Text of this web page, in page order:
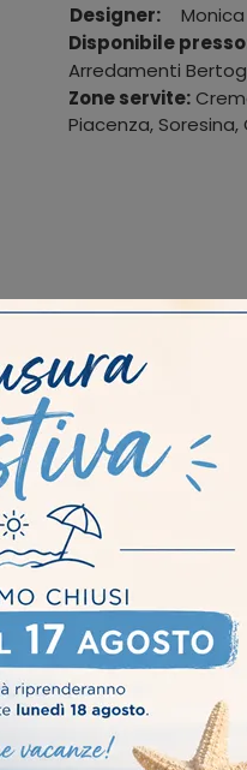
Designer:
Disponibile
Arredamenti
Zone servite:
Piacenza, Soresina,
Tipologia
Imbottiti